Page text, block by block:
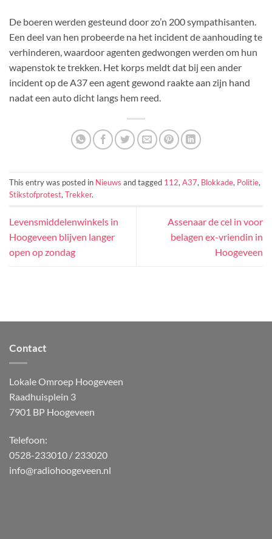
De boeren werden gesteund door zo’n 200 sympathisanten.
Een deel van hen probeerde na het incident de aanhouding te
verhinderen, waardoor agenten gedwongen werden om hun
wapenstok te trekken. Het korps meldt dat bij een ander
incident op de A37 een agent gewond raakte aan zijn hand
nadat een auto dicht langs hem reed.
This entry was posted in Nieuws and tagged 112, A37, Blokkade, Politie,
Stikstofprotest, Trekker.
Levensmiddelenwinkels in
Hoogeveen blijven langer
open op zondag
Assenaar de cel in voor
belagen ex-vriendin in
Hoogeveen
Contact
Lokale Omroep Hoogeveen
Raadhuisplein 3
7901 BP Hoogeveen
Telefoon:
0528-233010 / 233020
info@radiohoogeveen.nl